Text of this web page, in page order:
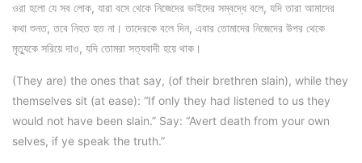
ওরা হলো যে সব লোক, যারা বসে থেকে নিজেদের ভাইদের সম্বদ্ধে বলে, যদি তারা আমাদের
কথা শুনত, তবে নিহত হত না। তাদেরকে বলে দিন, এবার তোমাদের নিজেদের উপর থেকে
মৃত্যুকে সরিয়ে দাও, যদি তোমরা সত্যবাদী হয়ে থাক।
(They are) the ones that say, (of their brethren slain), while they
themselves sit (at ease): “If only they had listened to us they
would not have been slain.” Say: “Avert death from your own
selves, if ye speak the truth.”